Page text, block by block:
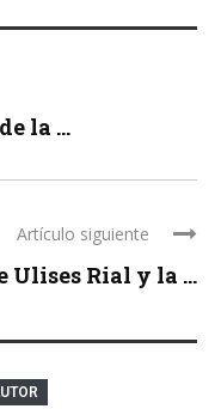
la ...
Artículo siguiente
Ulises Rial y la ...